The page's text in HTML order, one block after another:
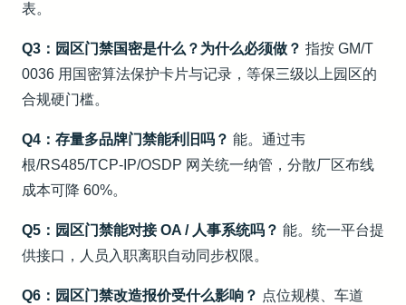
表。
Q3：园区门禁国密是什么？为什么必须做？ 指按 GM/T
0036 用国密算法保护卡片与记录，等保三级以上园区的
合规硬门槛。
Q4：存量多品牌门禁能利旧吗？ 能。通过韦
根/RS485/TCP-IP/OSDP 网关统一纳管，分散厂区布线
成本可降 60%。
Q5：园区门禁能对接 OA / 人事系统吗？ 能。统一平台提
供接口，人员入职离职自动同步权限。
Q6：园区门禁改造报价受什么影响？ 点位规模、车道